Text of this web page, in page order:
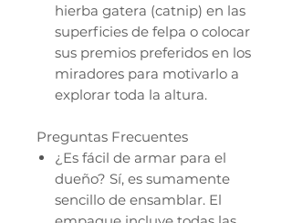
hierba gatera (catnip) en las
superficies de felpa o colocar
sus premios preferidos en los
miradores para motivarlo a
explorar toda la altura.
Preguntas Frecuentes
¿Es fácil de armar para el
dueño? Sí, es sumamente
sencillo de ensamblar. El